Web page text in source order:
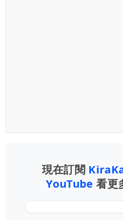
現在訂閱
YouTube看更